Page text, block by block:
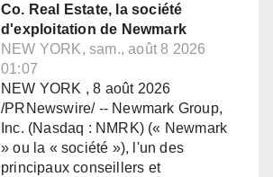
Co. Real Estate, la société
d'exploitation de Newmark
NEW YORK, sam., août 8 2026
01:07
NEW YORK , 8 août 2026
/PRNewswire/ -- Newmark Group,
Inc. (Nasdaq : NMRK) (« Newmark
» ou la « société »), l'un des
principaux conseillers et